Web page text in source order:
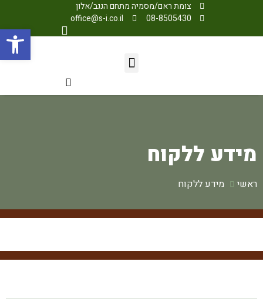
צומת ראם/מסמיה מתחם הנגב/אלון
08-8505430
office@s-i.co.il
מידע ללקוח
ראשי מידע ללקוח